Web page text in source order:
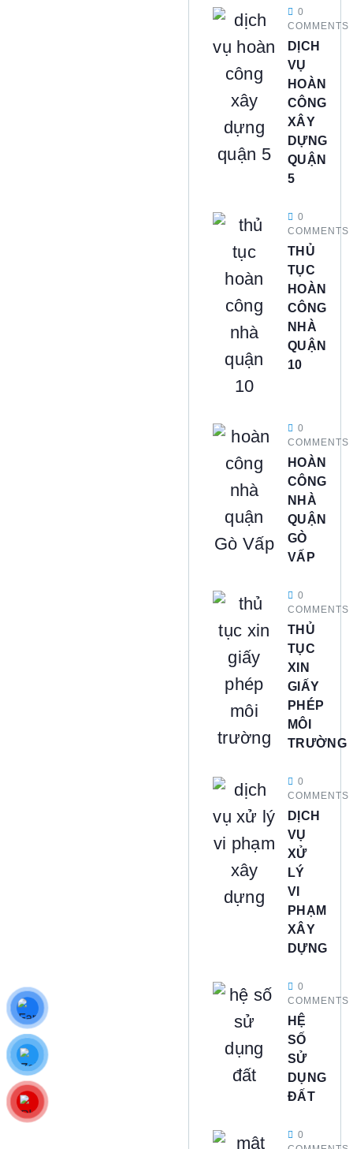
0
COMMENTS
DỊCH
VỤ
HOÀN
CÔNG
XÂY
DỰNG
QUẬN
5
0
COMMENTS
THỦ
TỤC
HOÀN
CÔNG
NHÀ
QUẬN
10
0
COMMENTS
HOÀN
CÔNG
NHÀ
QUẬN
GÒ
VẤP
0
COMMENTS
THỦ
TỤC
XIN
GIẤY
PHÉP
MÔI
TRƯỜNG
0
COMMENTS
DỊCH
VỤ
XỬ
LÝ
VI
PHẠM
XÂY
DỰNG
0
COMMENTS
HỆ
SỐ
SỬ
DỤNG
ĐẤT
0